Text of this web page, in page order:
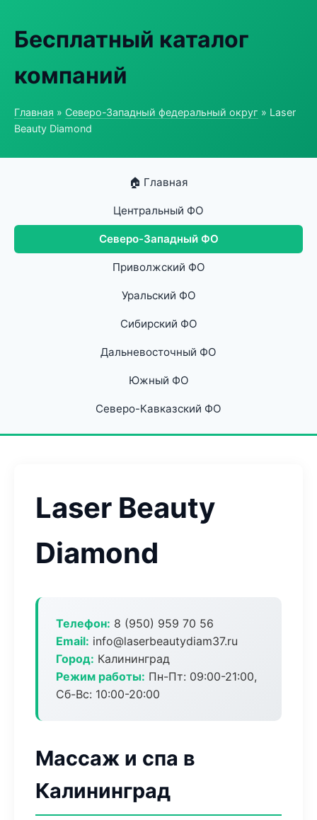
Бесплатный каталог
компаний
Главная » Северо-Западный федеральный округ » Laser
Beauty Diamond
🏠 Главная
Центральный ФО
Северо-Западный ФО
Приволжский ФО
Уральский ФО
Сибирский ФО
Дальневосточный ФО
Южный ФО
Северо-Кавказский ФО
Laser Beauty
Diamond
Телефон: 8 (950) 959 70 56
Email: info@laserbeautydiam37.ru
Город: Калининград
Режим работы: Пн-Пт: 09:00-21:00,
Сб-Вс: 10:00-20:00
Массаж и спа в
Калининград